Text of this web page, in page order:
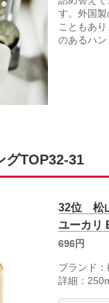
す。外国
こともあ
のあるハン
グTOP32-31
32位 松
ユーカリ
696円
ブランド
詳細：